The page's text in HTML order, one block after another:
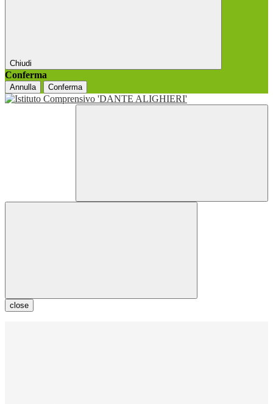
Chiudi
Conferma
Annulla Conferma
close